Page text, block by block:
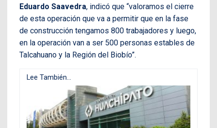
Eduardo Saavedra, indicó que “valoramos el cierre
de esta operación que va a permitir que en la fase
de construcción tengamos 800 trabajadores y luego,
en la operación van a ser 500 personas estables de
Talcahuano y la Región del Biobío”.
Lee También...